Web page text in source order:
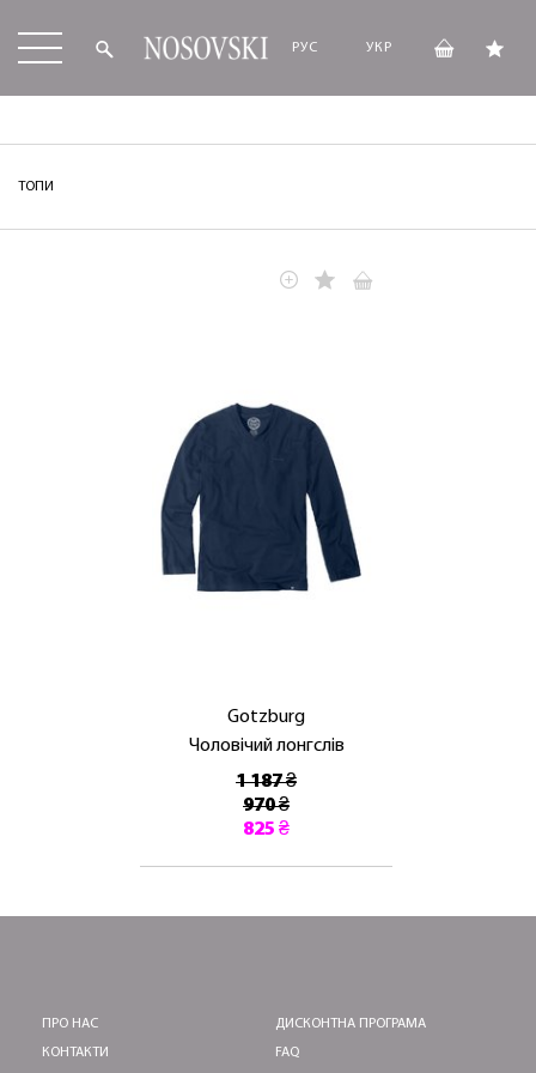
РУС УКР
ТОПИ
Gotzburg
Чоловічий лонгслів
1 187 ₴
970 ₴
825 ₴
ПРО НАС
КОНТАКТИ
ДИСКОНТНА ПРОГРАМА
FAQ
ПЕРШЕ ПОКУПКУ